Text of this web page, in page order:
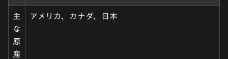
主
な
原
産
アメリカ、カナダ、日本